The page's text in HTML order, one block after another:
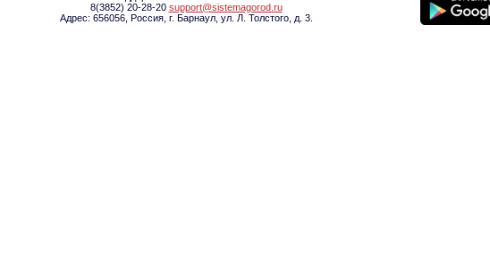
8(3852) 20-28-20 support@sistemagorod.ru
Адрес: 656056, Россия, г. Барнаул, ул. Л. Толстого, д. 3.